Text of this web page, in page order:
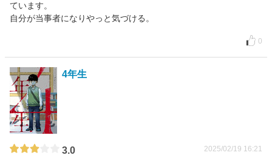
ています。
自分が当事者になりやっと気づける。
0
4年生
3.0 2025/02/19 16:21